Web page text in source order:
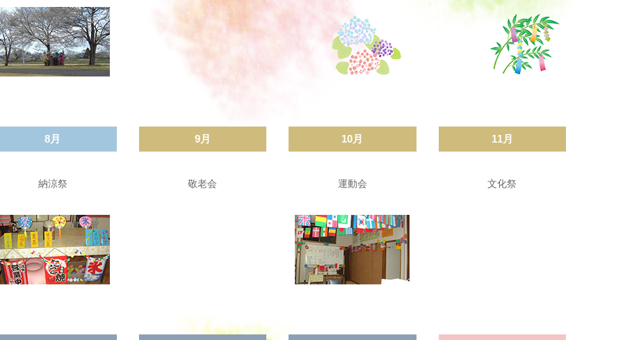
8月
納涼祭
9月
敬老会
10月
運動会
11月
文化祭